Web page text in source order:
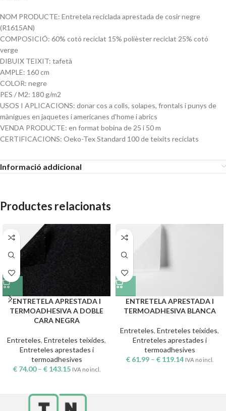
NOM PRODUCTE: Entretela reciclada aprestada de cosir negre
(R1615AN)
COMPOSICIÓ: 60% cotó reciclat 15% polièster reciclat 25% cotó
verge
DIBUIX TEIXIT: tafetà
AMPLE: 160 cm
COLOR: negre
PES / M2: 180 g/m2
USOS I APLICACIONS: donar cos a colls, solapes, frontals i punys de
mànigues en jaquetes i americanes d'home i abrics
VENDA PRODUCTE: en format bobina de 25 i 50 m
CERTIFICACIONS: Oeko-Tex Standard 100 de teixits reciclats
Informació addicional
Productes relacionats
ENTRETELA APRESTADA I
TERMOADHESIVA A DOBLE
CARA NEGRA
Entreteles, Entreteles teixides,
Entreteles aprestades i
termoadhesives
€74.00– €143.15 IVA no incl.
ENTRETELA APRESTADA I
TERMOADHESIVA BLANCA
Entreteles, Entreteles teixides,
Entreteles aprestades i
termoadhesives
€61.99– €119.14 IVA no incl.